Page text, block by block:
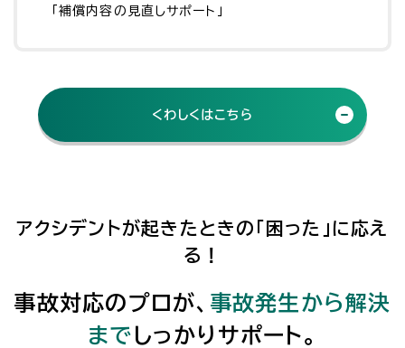
「補償内容の見直しサポート」
くわしくはこちら
アクシデントが起きたときの「困った」に応え
る！
事故対応のプロが、 事故発生から解決
まで しっかりサポート。